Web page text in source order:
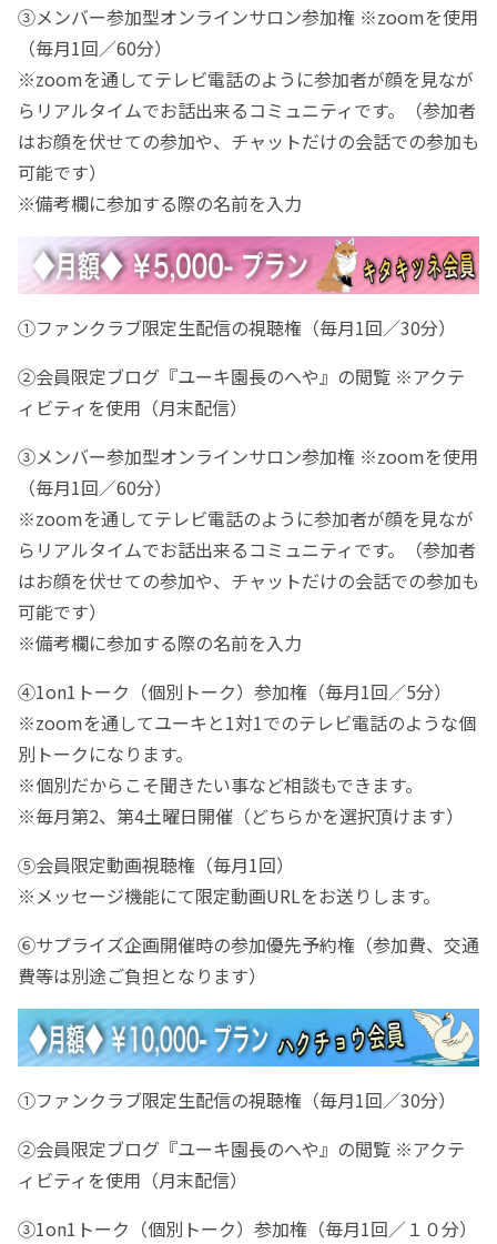
③メンバー参加型オンラインサロン参加権 ※zoomを使用
（毎月1回／60分）
※zoomを通してテレビ電話のように参加者が顔を見なが
らリアルタイムでお話出来るコミュニティです。（参加者
はお顔を伏せての参加や、チャットだけの会話での参加も
可能です）
※備考欄に参加する際の名前を入力
①ファンクラブ限定生配信の視聴権（毎月1回／30分）
②会員限定ブログ『ユーキ園長のへや』の閲覧 ※アクテ
ィビティを使用（月末配信）
③メンバー参加型オンラインサロン参加権 ※zoomを使用
（毎月1回／60分）
※zoomを通してテレビ電話のように参加者が顔を見なが
らリアルタイムでお話出来るコミュニティです。（参加者
はお顔を伏せての参加や、チャットだけの会話での参加も
可能です）
※備考欄に参加する際の名前を入力
④1on1トーク（個別トーク）参加権（毎月1回／5分）
※zoomを通してユーキと1対1でのテレビ電話のような個
別トークになります。
※個別だからこそ聞きたい事など相談もできます。
※毎月第2、第4土曜日開催（どちらかを選択頂けます）
⑤会員限定動画視聴権（毎月1回）
※メッセージ機能にて限定動画URLをお送りします。
⑥サプライズ企画開催時の参加優先予約権（参加費、交通
費等は別途ご負担となります）
①ファンクラブ限定生配信の視聴権（毎月1回／30分）
②会員限定ブログ『ユーキ園長のへや』の閲覧 ※アクテ
ィビティを使用（月末配信）
③1on1トーク（個別トーク）参加権（毎月1回／１０分）